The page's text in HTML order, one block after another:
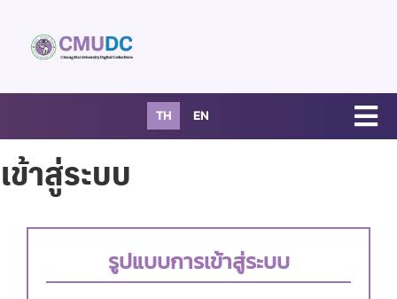
TH EN
เข้าสู่ระบบ
รูปแบบการเข้าสู่ระบบ